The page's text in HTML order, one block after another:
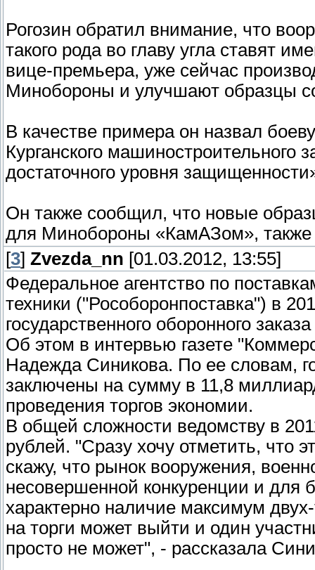
Рогозин обратил внимание, что
такого рода во главу угла ставят
вице-премьера, уже сейчас
Минобороны и улучшают образцы
В качестве примера он назвал
Курганского
достаточного уровня
Он также сообщил, что новые
для Минобороны «КамАЗом», также
[3] Zvezda_nn [01.03.2012, 13:55]
Федеральное агентство по
техники ("Рособоронпоставка") в
государственного оборонного
Об этом в интервью газете
Надежда Синикова. По ее словам,
заключены на сумму в 11,8
проведения торгов экономии.
В общей сложности ведомству в
рублей. "Сразу хочу отметить, что
скажу, что рынок вооружения,
несовершенной конкуренции и для
характерно наличие максимум
на торги может выйти и один
просто не может", - рассказала